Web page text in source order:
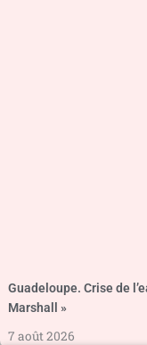
Guadeloupe. Crise de
Marshall »
7 août 2026